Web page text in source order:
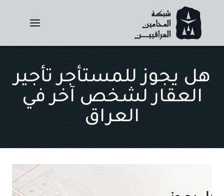
content
هل يجوز للمستأجر تأجير
العقار لشخص آخر في
العراق